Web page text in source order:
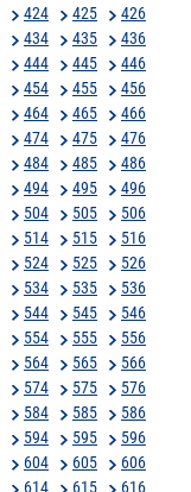
424 425
426
434 435
436
444 445
446
454 455
456
464 465
466
474 475
476
484 485
486
494 495
496
504 505
506
514 515
516
524 525
526
534 535
536
544 545
546
554 555
556
564 565
566
574 575
576
584 585
586
594 595
596
604 605
606
614 615 616